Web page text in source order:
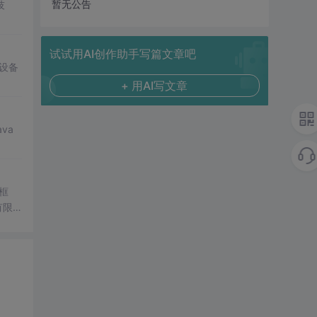
备
暂无公告
试试用AI创作助手写篇文章吧
+ 用AI写文章